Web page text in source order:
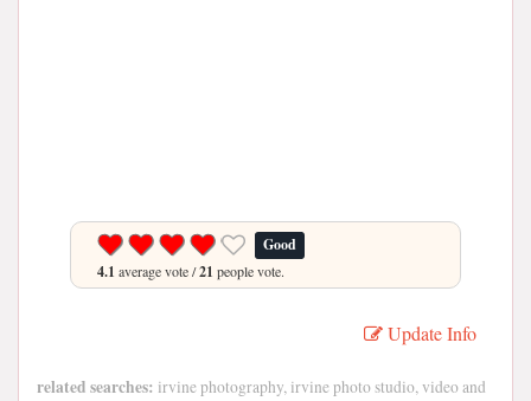
Good
4.1 average vote /21 people vote.
Update Info
related searches: irvine photography, irvine photo studio, video and